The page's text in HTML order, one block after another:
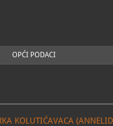
OPĆI PODACI
KOLUTIĆAVACA